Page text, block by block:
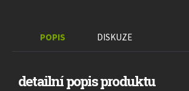
POPIS DISKUZE
detailní popis produktu